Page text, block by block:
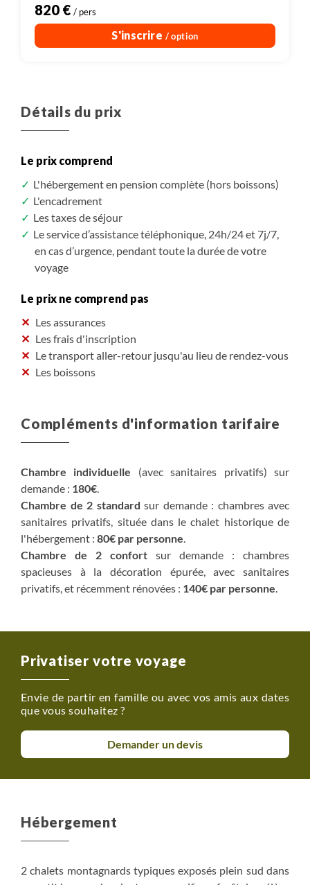
820 € / pers
S'inscrire / option
Détails du prix
Le prix comprend
L'hébergement en pension complète (hors boissons)
L'encadrement
Les taxes de séjour
Le service d’assistance téléphonique, 24h/24 et 7j/7,
en cas d’urgence, pendant toute la durée de votre
voyage
Le prix ne comprend pas
Les assurances
Les frais d'inscription
Le transport aller-retour jusqu'au lieu de rendez-vous
Les boissons
Compléments d'information tarifaire
Chambre individuelle (avec sanitaires privatifs) sur
demande : 180€.
Chambre de 2 standard sur demande : chambres avec
sanitaires privatifs, située dans le chalet historique de
l'hébergement : 80€ par personne.
Chambre de 2 confort sur demande : chambres
spacieuses à la décoration épurée, avec sanitaires
privatifs, et récemment rénovées : 140€ par personne.
Privatiser votre voyage
Envie de partir en famille ou avec vos amis aux dates
que vous souhaitez ?
Demander un devis
Hébergement
2 chalets montagnards typiques exposés plein sud dans